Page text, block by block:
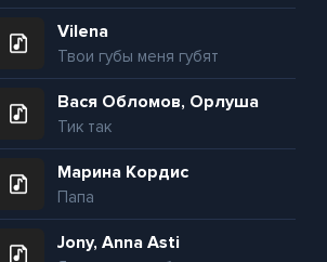
Vilena
Твои губы меня губят
Вася Обломов, Орлуша
Тик так
Марина Кордис
Папа
Jony, Anna Asti